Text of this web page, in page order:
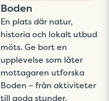
Boden
En plats där natur,
historia och lokalt utbud
möts. Ge bort en
upplevelse som låter
mottagaren utforska
Boden – från aktiviteter
till goda stunder.